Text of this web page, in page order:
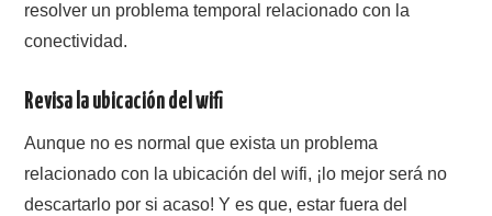
resolver un problema temporal relacionado con la
conectividad.
Revisa la ubicación del wifi
Aunque no es normal que exista un problema
relacionado con la ubicación del wifi, ¡lo mejor será no
descartarlo por si acaso! Y es que, estar fuera del